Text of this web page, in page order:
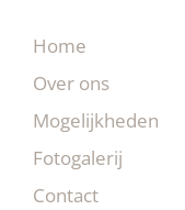
Home
Over ons
Mogelijkheden
Fotogalerij
Contact